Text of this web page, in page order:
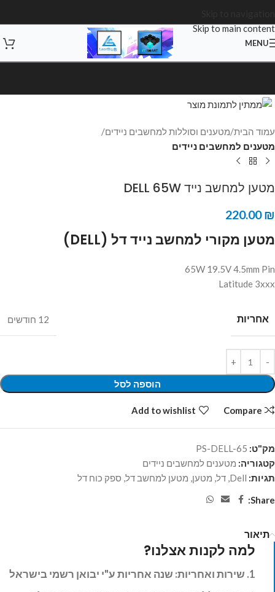
Skip to main content
MENU
עמוד הבית מטענים וסוללות למחשבים ניידים
מטענים למחשבים ניידים
מטען למחשב נייד DELL 65W
220.00₪
מטען מקורי למחשב נייד דל (DELL)
65W 19.5V 4.5mm Pin
Latitude 3xxx
אחריות 12 חודשים
הוספה לסל
Compare
Add to wishlist
מק"ט: PS-DELL-65
קטגוריה: מטענים למחשבים ניידים
תגיות: Dell
, דל, מטען, מטען למחשב דל, ספק כוח דל
Share:
תיאור
למה לקנות אצלנו?
1. שירות ואחריות: שנה
אחריות ע"י יבואן רשמי בישראל